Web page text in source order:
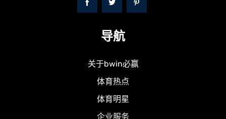
导航
关于bwin必赢
体育热点
体育明星
企业服务